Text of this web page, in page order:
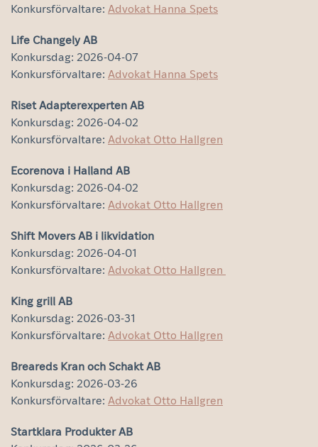
Konkursförvaltare: Advokat Hanna Spets
Life Changely AB
Konkursdag: 2026-04-07
Konkursförvaltare: Advokat Hanna Spets
Riset Adapterexperten AB
Konkursdag: 2026-04-02
Konkursförvaltare: Advokat Otto Hallgren
Ecorenova i Halland AB
Konkursdag: 2026-04-02
Konkursförvaltare: Advokat Otto Hallgren
Shift Movers AB i likvidation
Konkursdag: 2026-04-01
Konkursförvaltare: Advokat Otto Hallgren
King grill AB
Konkursdag: 2026-03-31
Konkursförvaltare: Advokat Otto Hallgren
Breareds Kran och Schakt AB
Konkursdag: 2026-03-26
Konkursförvaltare: Advokat Otto Hallgren
Startklara Produkter AB